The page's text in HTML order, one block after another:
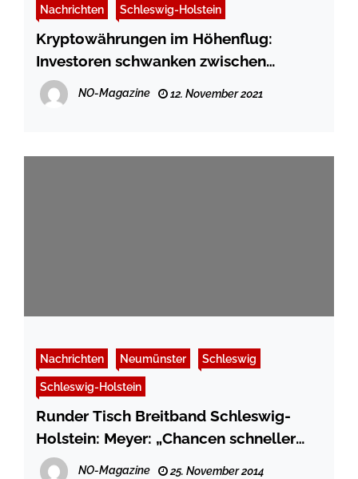
Nachrichten Schleswig-Holstein
Kryptowährungen im Höhenflug:
Investoren schwanken zwischen
Chancen und Risiken
NO-Magazine 12. November 2021
Nachrichten Neumünster Schleswig
Schleswig-Holstein
Runder Tisch Breitband Schleswig-
Holstein: Meyer: „Chancen schneller
Netze müssen bekannter werden“
NO-Magazine 25. November 2014